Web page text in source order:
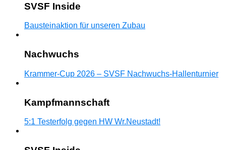
SVSF Inside
Bausteinaktion für unseren Zubau
Nachwuchs
Krammer-Cup 2026 – SVSF Nachwuchs-Hallenturnier
Kampfmannschaft
5:1 Testerfolg gegen HW Wr.Neustadt!